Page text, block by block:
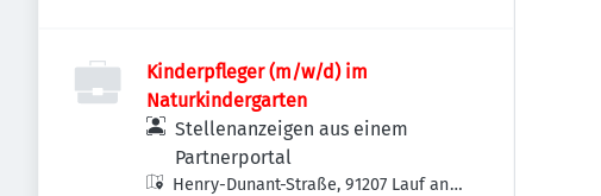
Kinderpfleger (m/w/d) im
Naturkindergarten
Stellenanzeigen aus einem
Partnerportal
Henry-Dunant-Straße, 91207 Lauf an